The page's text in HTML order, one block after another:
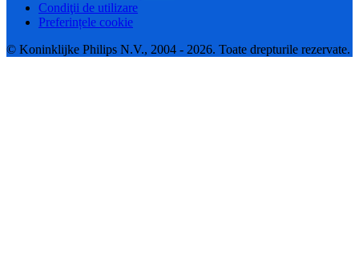
Condiţii de utilizare
Preferințele cookie
© Koninklijke Philips N.V., 2004 - 2026. Toate drepturile rezervate.